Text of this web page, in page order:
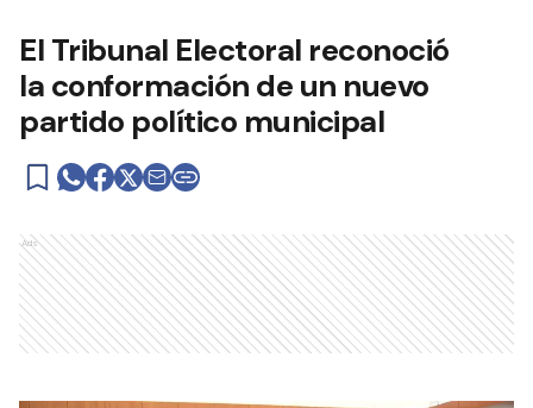
El Tribunal Electoral reconoció
la conformación de un nuevo
partido político municipal
Ads